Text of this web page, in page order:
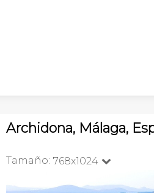
Archidona, Málaga,
Tamaño: 768x1024 